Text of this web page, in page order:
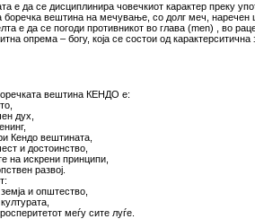
е да се дисциплинира човечкиот карактер преку
боречка вештина на мечување, со долг меч, наречен
е да се погоди противникот во глава (men) , во
опрема – богу, која се состои од
вештина КЕНДО е:
дух,
Кендо вештината,
и достоинство,
на искрени принципи,
развој.
и општество,
меѓу сите луѓе.